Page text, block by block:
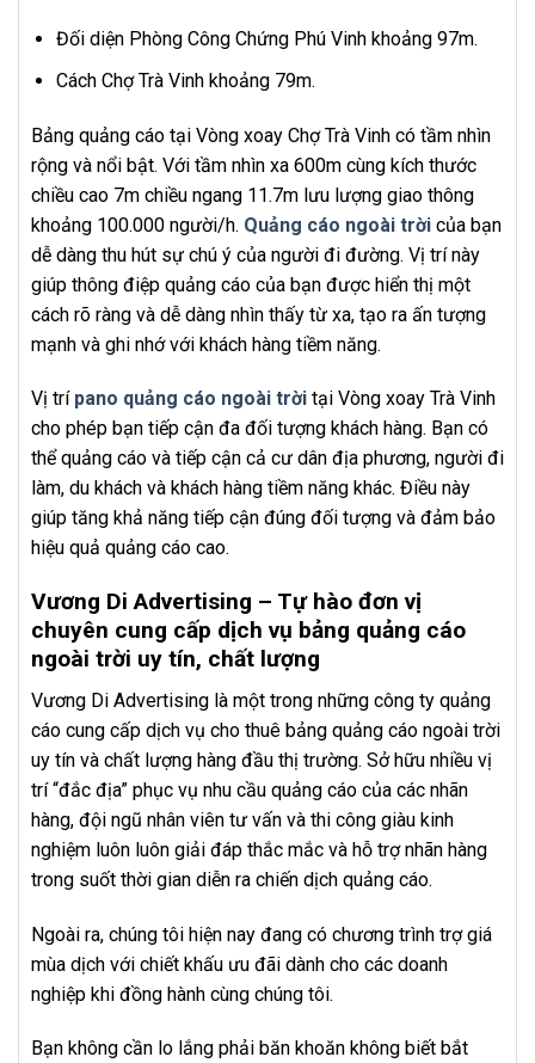
Đối diện Phòng Công Chứng Phú Vinh khoảng 97m.
Cách Chợ Trà Vinh khoảng 79m.
Bảng quảng cáo tại Vòng xoay Chợ Trà Vinh có tầm nhìn
rộng và nổi bật. Với tầm nhìn xa 600m cùng kích thước
chiều cao 7m chiều ngang 11.7m lưu lượng giao thông
khoảng 100.000 người/h. Quảng cáo ngoài trời của bạn
dễ dàng thu hút sự chú ý của người đi đường. Vị trí này
giúp thông điệp quảng cáo của bạn được hiển thị một
cách rõ ràng và dễ dàng nhìn thấy từ xa, tạo ra ấn tượng
mạnh và ghi nhớ với khách hàng tiềm năng.
Vị trí pano quảng cáo ngoài trời tại Vòng xoay Trà Vinh
cho phép bạn tiếp cận đa đối tượng khách hàng. Bạn có
thể quảng cáo và tiếp cận cả cư dân địa phương, người đi
làm, du khách và khách hàng tiềm năng khác. Điều này
giúp tăng khả năng tiếp cận đúng đối tượng và đảm bảo
hiệu quả quảng cáo cao.
Vương Di Advertising – Tự hào đơn vị
chuyên cung cấp dịch vụ bảng quảng cáo
ngoài trời uy tín, chất lượng
Vương Di Advertising là một trong những công ty quảng
cáo cung cấp dịch vụ cho thuê bảng quảng cáo ngoài trời
uy tín và chất lượng hàng đầu thị trường. Sở hữu nhiều vị
trí “đắc địa” phục vụ nhu cầu quảng cáo của các nhãn
hàng, đội ngũ nhân viên tư vấn và thi công giàu kinh
nghiệm luôn luôn giải đáp thắc mắc và hỗ trợ nhãn hàng
trong suốt thời gian diễn ra chiến dịch quảng cáo.
Ngoài ra, chúng tôi hiện nay đang có chương trình trợ giá
mùa dịch với chiết khấu ưu đãi dành cho các doanh
nghiệp khi đồng hành cùng chúng tôi.
Bạn không cần lo lắng phải băn khoăn không biết bắt